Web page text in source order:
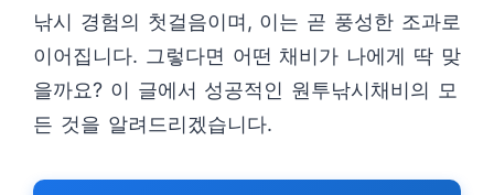
낚시 경험의 첫걸음이며, 이는 곧 풍성한 조과로
이어집니다. 그렇다면 어떤 채비가 나에게 딱 맞
을까요? 이 글에서 성공적인 원투낚시채비의 모
든 것을 알려드리겠습니다.